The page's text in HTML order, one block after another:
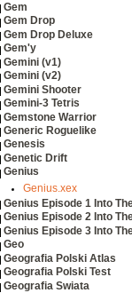
Gem
Gem Drop
Gem Drop Deluxe
Gem'y
Gemini (v1)
Gemini (v2)
Gemini Shooter
Gemini-3 Tetris
Gemstone Warrior
Generic Roguelike
Genesis
Genetic Drift
Genius
Genius.xex
Genius Episode 1 Into
Genius Episode 2 Into
Genius Episode 3 Into
Geo
Geografia Polski Atlas
Geografia Polski Test
Geografia Swiata